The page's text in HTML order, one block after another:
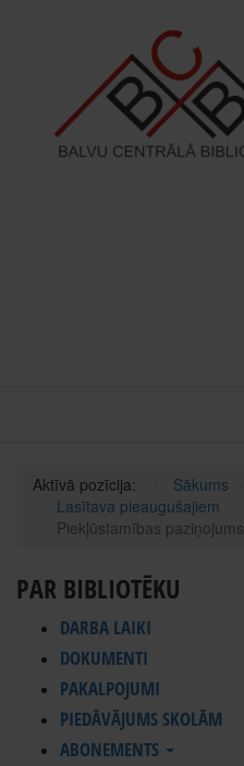
Aktīvā pozīcija: Sākums
Lasītava pieaugušajiem
Piekļūstamības paziņojums
PAR BIBLIOTĒKU
DARBA LAIKI
DOKUMENTI
PAKALPOJUMI
PIEDĀVĀJUMS SKOLĀM
ABONEMENTS